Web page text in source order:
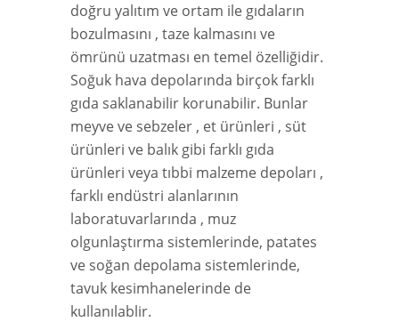
doğru yalıtım ve ortam ile gıdaların
bozulmasını , taze kalmasını ve
ömrünü uzatması en temel özelliğidir.
Soğuk hava depolarında birçok farklı
gıda saklanabilir korunabilir. Bunlar
meyve ve sebzeler , et ürünleri , süt
ürünleri ve balık gibi farklı gıda
ürünleri veya tıbbi malzeme depoları ,
farklı endüstri alanlarının
laboratuvarlarında , muz
olgunlaştırma sistemlerinde, patates
ve soğan depolama sistemlerinde,
tavuk kesimhanelerinde de
kullanılablir.